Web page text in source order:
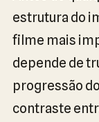
estrutura do
filme mais
depende de
progressão
contraste